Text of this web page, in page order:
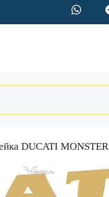
DUCATI MONSTER